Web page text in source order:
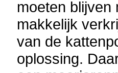
moeten blijven
makkelijk
van de
oplossing.